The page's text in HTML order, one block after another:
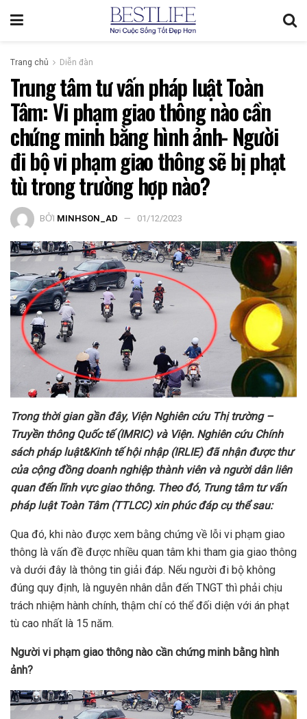
Trang chủ Diễn đàn
Trung tâm tư vấn pháp luật Toàn
Tâm: Vi phạm giao thông nào cần
chứng minh bằng hình ảnh- Người
đi bộ vi phạm giao thông sẽ bị phạt
tù trong trường hợp nào?
BỞI MINHSON_AD 01/12/2023
Trong thời gian gần đây, Viện Nghiên cứu Thị trường –
Truyền thông Quốc tế (IMRIC) và Viện. Nghiên cứu Chính
sách pháp luật&Kinh tế hội nhập (IRLIE) đã nhận được thư
của cộng đồng doanh nghiệp thành viên và người dân liên
quan đến lĩnh vực giao thông. Theo đó, Trung tâm tư vấn
pháp luật Toàn Tâm (TTLCC) xin phúc đáp cụ thể sau:
Qua đó, khi nào được xem bằng chứng về lỗi vi phạm giao
thông là vấn đề được nhiều quan tâm khi tham gia giao thông
và dưới đây là thông tin giải đáp. Nếu người đi bộ không
đúng quy định, là nguyên nhân dẫn đến TNGT thì phải chịu
trách nhiệm hành chính, thậm chí có thể đối diện với án phạt
tù cao nhất là 15 năm.
Người vi phạm giao thông nào cần chứng minh bằng hình
ảnh?